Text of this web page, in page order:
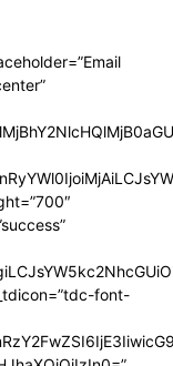
font-